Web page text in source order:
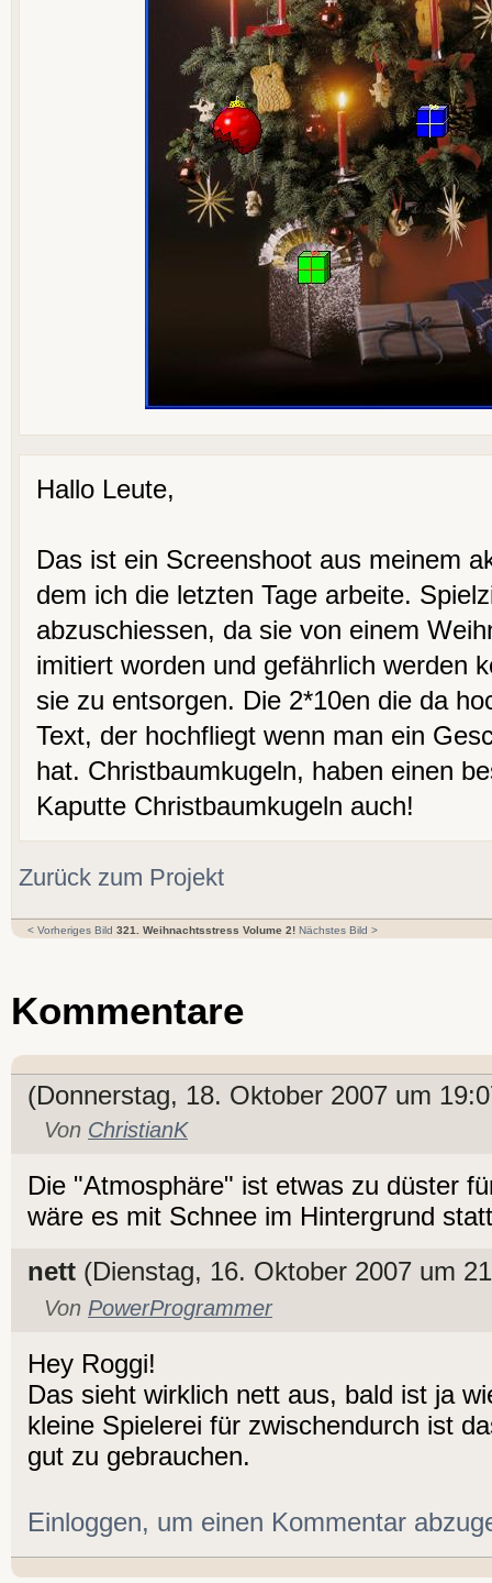
Hallo Leute,
Das ist ein Screenshoot aus meinem
dem ich die letzten Tage arbeite.
abzuschiessen, da sie von einem
imitiert worden und gefährlich werden
sie zu entsorgen. Die 2*10en die da
Text, der hochfliegt wenn man ein
hat. Christbaumkugeln, haben einen
Kaputte Christbaumkugeln auch!
Zurück zum Projekt
< Vorheriges Bild 321. Weihnachtsstress Volume 2! Nächstes Bild >
Kommentare
(Donnerstag, 18. Oktober 2007 um
Von ChristianK
Die "Atmosphäre" ist etwas zu düster
wäre es mit Schnee im Hintergrund
nett (Dienstag, 16. Oktober 2007 um
Von PowerProgrammer
Hey Roggi!
Das sieht wirklich nett aus, bald ist ja
kleine Spielerei für zwischendurch ist
gut zu gebrauchen.
Einloggen, um einen Kommentar